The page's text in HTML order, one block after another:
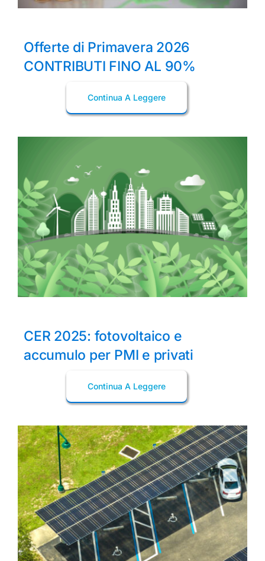
Offerte di Primavera 2026
CONTRIBUTI FINO AL 90%
Continua A Leggere
CER 2025: fotovoltaico e
accumulo per PMI e privati
Continua A Leggere